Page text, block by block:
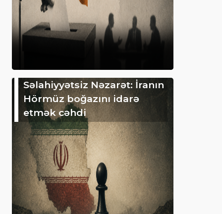
Səlahiyyətsiz Nəzarət: İranın
Hörmüz boğazını idarə
etmək cəhdi